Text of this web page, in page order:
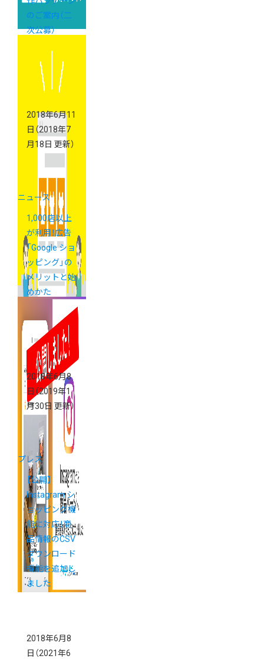
のご案内（二
次公募）
2018年6月11
日 （2018年7
月18日 更新）
ニュース
1,000店以上
が利用！広告
「Google ショ
ッピング」の
メリットと始
めかた
2018年6月8
日 （2019年1
月30日 更新）
プレス
【公開】
Instagram シ
ョッピング機
能に対応！商
品情報のCSV
ダウンロード
機能を追加し
ました
2018年6月8
日 （2021年6